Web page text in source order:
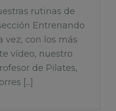
rutinas de
Entrenando
vez, con los más
vídeo, nuestro
de Pilates,
[...]